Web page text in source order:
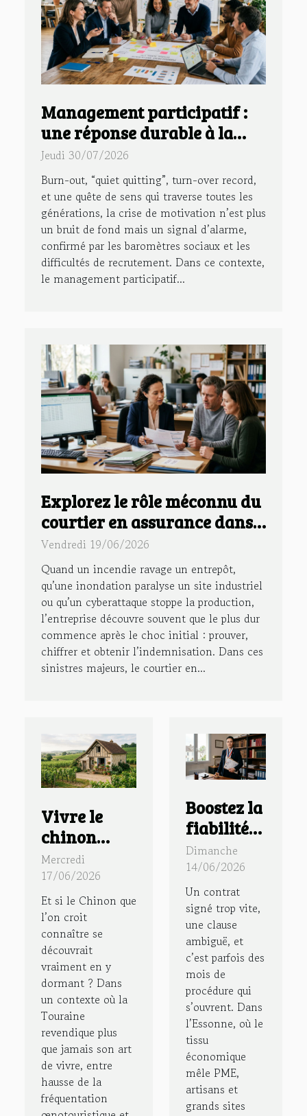
Management participatif :
une réponse durable à la
crise de motivation en
entreprise
Jeudi 30/07/2026
Burn-out, “quiet quitting”, turn-over record,
et une quête de sens qui traverse toutes les
générations, la crise de motivation n’est plus
un bruit de fond mais un signal d’alarme,
confirmé par les baromètres sociaux et les
difficultés de recrutement. Dans ce contexte,
le management participatif...
Explorez le rôle méconnu du
courtier en assurance dans
la gestion des sinistres
majeurs
Vendredi 19/06/2026
Quand un incendie ravage un entrepôt,
qu’une inondation paralyse un site industriel
ou qu’un cyberattaque stoppe la production,
l’entreprise découvre souvent que le plus dur
commence après le choc initial : prouver,
chiffrer et obtenir l’indemnisation. Dans ces
sinistres majeurs, le courtier en...
Vivre le
chinon
authentique
: immersion
dans un
gîte à
chinon au
cœur des
vignes
Mercredi
17/06/2026
Et si le Chinon que
l’on croit
connaître se
découvrait
vraiment en y
dormant ? Dans
un contexte où la
Touraine
revendique plus
que jamais son art
de vivre, entre
hausse de la
fréquentation
Boostez la
fiabilité
de vos
contrats
avec un
huissier
de justice
dans le 91
Dimanche
14/06/2026
Un contrat
signé trop vite,
une clause
ambiguë, et
c’est parfois des
mois de
procédure qui
s’ouvrent. Dans
l’Essonne, où le
tissu
économique
mêle PME,
artisans et
grands sites